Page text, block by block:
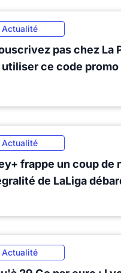
Actualité
pas chez La
utiliser ce code promo
Actualité
frappe un coup de
de LaLiga
Actualité